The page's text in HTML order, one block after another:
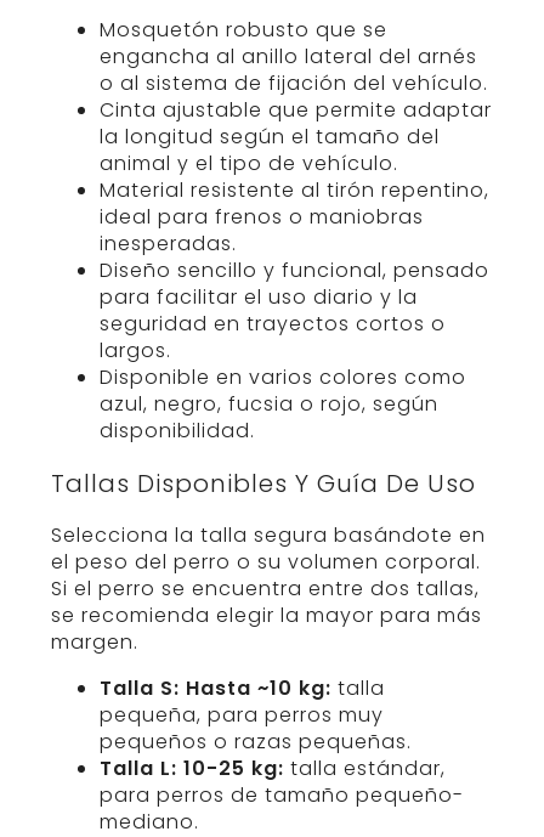
Mosquetón robusto que se
engancha al anillo lateral del arnés
o al sistema de fijación del vehículo.
Cinta ajustable que permite adaptar
la longitud según el tamaño del
animal y el tipo de vehículo.
Material resistente al tirón repentino,
ideal para frenos o maniobras
inesperadas.
Diseño sencillo y funcional, pensado
para facilitar el uso diario y la
seguridad en trayectos cortos o
largos.
Disponible en varios colores como
azul, negro, fucsia o rojo, según
disponibilidad.
Tallas Disponibles Y Guía De Uso
Selecciona la talla segura basándote en
el peso del perro o su volumen corporal.
Si el perro se encuentra entre dos tallas,
se recomienda elegir la mayor para más
margen.
Talla S: Hasta ~10 kg: talla
pequeña, para perros muy
pequeños o razas pequeñas.
Talla L: 10-25 kg: talla estándar,
para perros de tamaño pequeño-
mediano.